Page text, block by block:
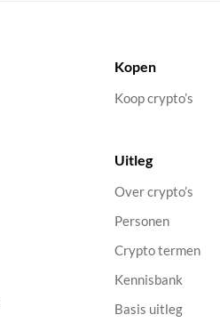
Kopen
Koop crypto’s
Uitleg
Over crypto’s
Personen
Crypto termen
Kennisbank
Basis uitleg